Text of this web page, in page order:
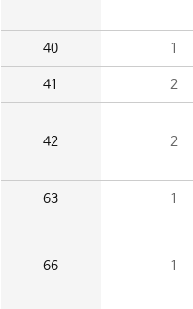
40 1
41 2
42 2
63 1
66 1